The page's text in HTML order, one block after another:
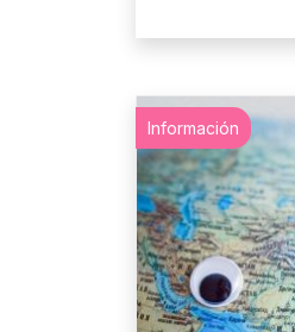
Información